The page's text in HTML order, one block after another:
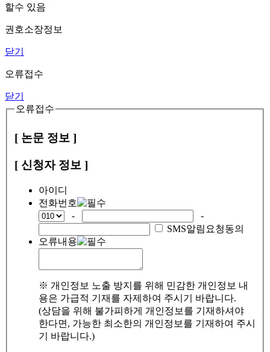
할수 있음
권호소장정보
닫기
오류접수
닫기
오류접수
[ 논문 정보 ]
[ 신청자 정보 ]
아이디
전화번호
-
-
SMS알림요청동의
오류내용
※ 개인정보 노출 방지를 위해 민감한 개인정보 내
용은 가급적 기재를 자제하여 주시기 바랍니다.
(상담을 위해 불가피하게 개인정보를 기재하셔야
한다면, 가능한 최소한의 개인정보를 기재하여 주시
기 바랍니다.)